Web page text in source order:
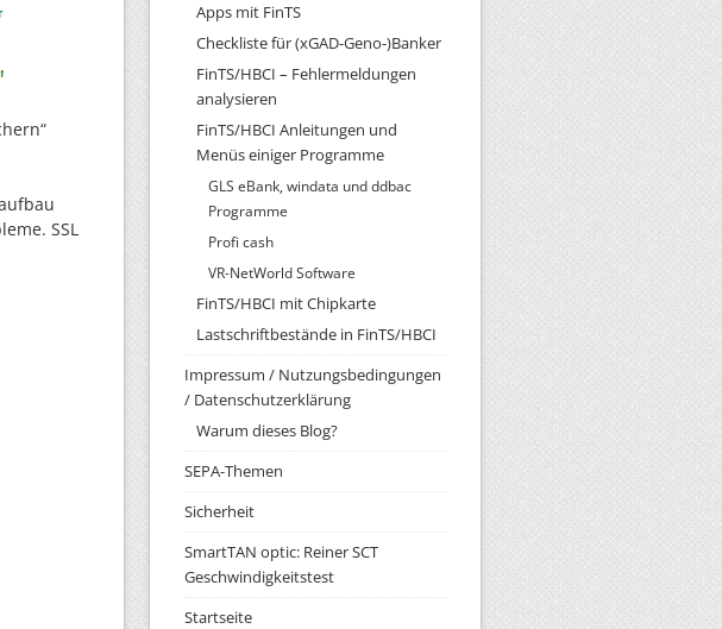
SSL
Apps mit FinTS
Checkliste für (xGAD-Geno-)Banker
FinTS/HBCI – Fehlermeldungen
analysieren
FinTS/HBCI Anleitungen und
Menüs einiger Programme
GLS eBank, windata und ddbac
Programme
Profi cash
VR-NetWorld Software
FinTS/HBCI mit Chipkarte
Lastschriftbestände in FinTS/HBCI
Impressum / Nutzungsbedingungen
/ Datenschutzerklärung
Warum dieses Blog?
SEPA-Themen
Sicherheit
SmartTAN optic: Reiner SCT
Geschwindigkeitstest
Startseite